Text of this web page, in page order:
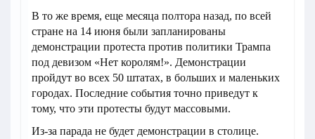
В то же время, еще месяца полтора назад, по всей
стране на 14 июня были запланированы
демонстрации протеста против политики Трампа
под девизом «Нет королям!». Демонстрации
пройдут во всех 50 штатах, в больших и маленьких
городах. Последние события точно приведут к
тому, что эти протесты будут массовыми.
Из-за парада не будет демонстрации в столице.